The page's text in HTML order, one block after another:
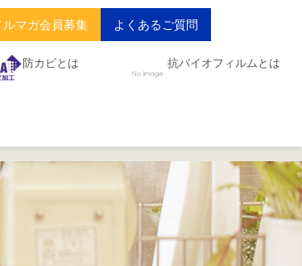
ルマガ会員募集 よくあるご質問
防カビとは 抗バイオフィルムとは